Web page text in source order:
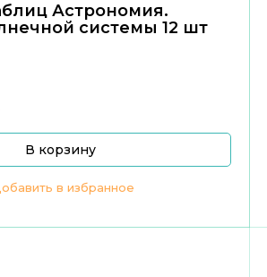
системы 12 шт
В корзину
в избранное